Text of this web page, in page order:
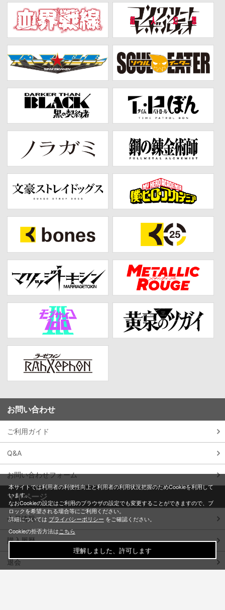
お問い合わせ
ご利用ガイド
Q&A
お問い合わせフォーム
マイページ
会員情報
購入履歴
退会
本サイトでは利用者の利便性向上と利用者の利用状況把握のためCookieを利用して
います。
なおCookieの設定はご利用のブラウザの設定でも変更することができますので、ブ
ロックを希望される場合等にご利用ください。
詳細については プライバシーポリシー をご確認ください。
Cookieの拒否方法はこちら
理解しました、許可します